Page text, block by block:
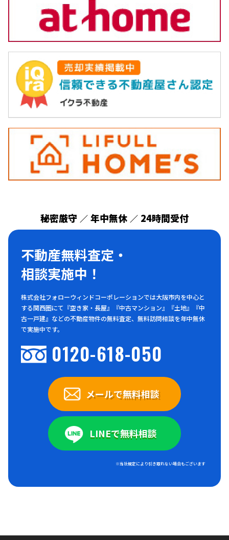
秘密厳守 ／ 年中無休 ／ 24時間受付
不動産無料査定・
相談実施中！
株式会社フォローウィンドコーポレーションでは大阪市内を中心と
する関西圏にて『空き家・長屋』『中古マンション』『土地』『中
古一戸建』などの不動産物件の無料査定、無料訪問相談を年中無休
で実施中です。
0120-618-050
メールで無料相談
LINEで無料相談
※当社規定により引き取れない場合もございます